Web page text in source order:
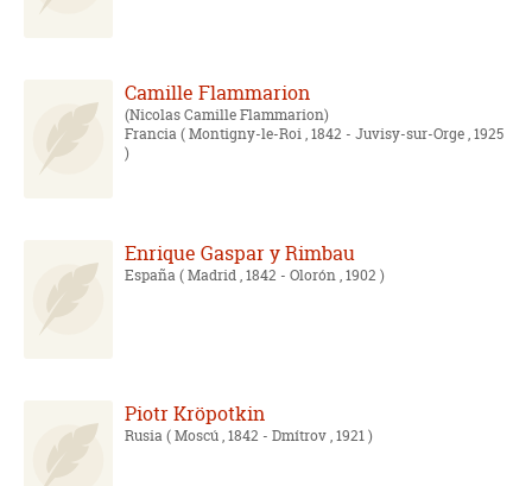
Camille Flammarion
Nicolas Camille Flammarion
Francia( Montigny-le-Roi , 1842 - Juvisy-sur-Orge , 1925
)
Enrique Gaspar y Rimbau
España( Madrid , 1842 - Olorón , 1902 )
Piotr Kröpotkin
Rusia( Moscú , 1842 - Dmítrov , 1921 )